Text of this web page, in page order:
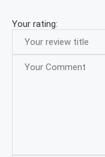
Your rating: